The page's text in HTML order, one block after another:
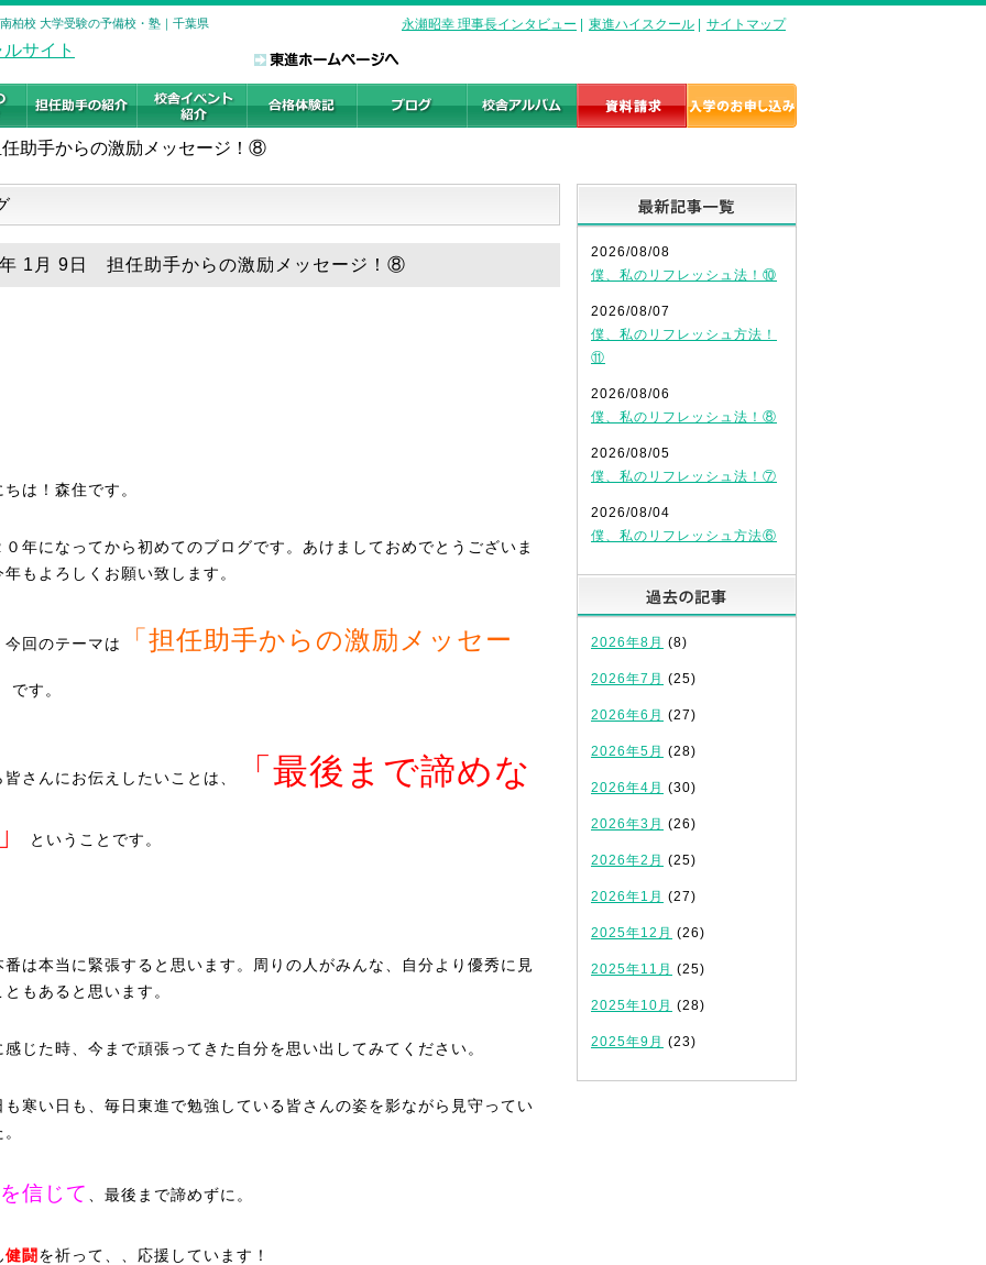
柏校 大学受験の予備校・塾｜千葉県 永瀬昭幸 理事長インタビュー 東進ハイスクール サイトマップ
助手からの激励メッセージ！⑧
1月 9日 担任助手からの激励メッセージ！⑧
は！森住です。
０年になってから初めてのブログです。あけましておめでとうございま
年もよろしくお願い致します。
今回のテーマは
「担任助手からの激励メッセー
です。
皆さんにお伝えしたいことは、
「最後まで諦めな
ということです。
番は本当に緊張すると思います。周りの人がみんな、自分より優秀に見
もあると思います。
感じた時、今まで頑張ってきた自分を思い出してみてください。
も寒い日も、毎日東進で勉強している皆さんの姿を影ながら見守ってい
信じて 、最後まで諦めずに。
健闘を祈って、、応援しています！
2026/08/08
僕、私のリフレッシュ法！⑩
2026/08/07
僕、私のリフレッシュ方法！
⑪
2026/08/06
僕、私のリフレッシュ法！⑧
2026/08/05
僕、私のリフレッシュ法！⑦
2026/08/04
僕、私のリフレッシュ方法⑥
2026年8月 (8)
2026年7月 (25)
2026年6月 (27)
2026年5月 (28)
2026年4月 (30)
2026年3月 (26)
2026年2月 (25)
2026年1月 (27)
2025年12月 (26)
2025年11月 (25)
2025年10月 (28)
2025年9月 (23)